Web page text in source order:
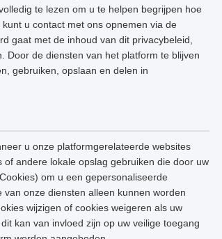
te lezen om u te helpen begrijpen hoe
u contact met ons opnemen via de
gaat met de inhoud van dit privacybeleid,
Door de diensten van het platform te blijven
gebruiken, opslaan en delen in
u onze platformgerelateerde websites
andere lokale opslag gebruiken die door uw
om u een gepersonaliseerde
onze diensten alleen kunnen worden
wijzigen of cookies weigeren als uw
kan van invloed zijn op uw veilige toegang